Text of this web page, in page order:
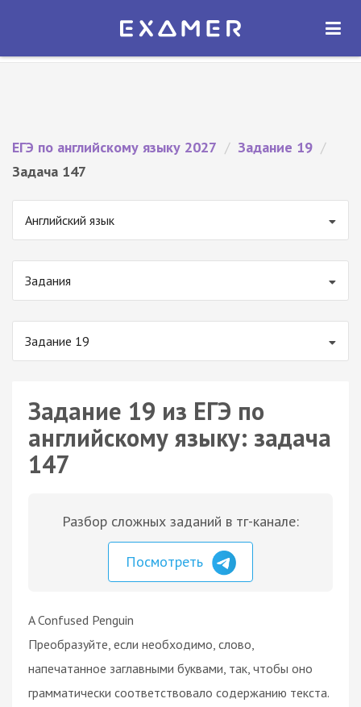
Экзамер — ЕГЭ 2027
ОТКРЫТЬ
ЕГЭ по английскому языку 2027 / Задание 19 /
Задача 147
Английский язык
Задания
Задание 19
Задание 19 из ЕГЭ по
английскому языку: задача
147
Разбор сложных заданий в тг-канале:
Посмотреть
A Confused Penguin
Преобразуйте, если необходимо, слово,
напечатанное заглавными буквами, так, чтобы оно
грамматически соответствовало содержанию текста.